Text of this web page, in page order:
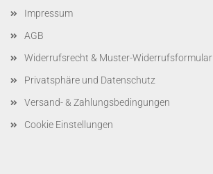
Impressum
AGB
Widerrufsrecht & Muster-Widerrufsformular
Privatsphäre und Datenschutz
Versand- & Zahlungsbedingungen
Cookie Einstellungen